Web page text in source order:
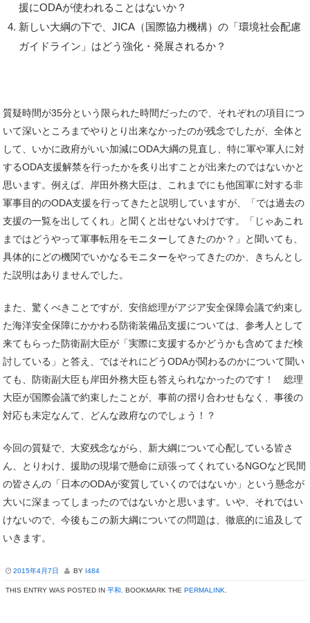
援にODAが使われることはないか？
新しい大綱の下で、JICA（国際協力機構）の「環境社会配慮
ガイドライン」はどう強化・発展されるか？
質疑時間が35分という限られた時間だったので、それぞれの項目につ
いて深いところまでやりとり出来なかったのが残念でしたが、全体と
して、いかに政府がいい加減にODA大綱の見直し、特に軍や軍人に対
するODA支援解禁を行ったかを炙り出すことが出来たのではないかと
思います。例えば、岸田外務大臣は、これまでにも他国軍に対する非
軍事目的のODA支援を行ってきたと説明していますが、「では過去の
支援の一覧を出してくれ」と聞くと出せないわけです。「じゃあこれ
まではどうやって軍事転用をモニターしてきたのか？」と聞いても、
具体的にどの機関でいかなるモニターをやってきたのか、きちんとし
た説明はありませんでした。
また、驚くべきことですが、安倍総理がアジア安全保障会議で約束し
た海洋安全保障にかかわる防衛装備品支援については、参考人として
来てもらった防衛副大臣が「実際に支援するかどうかも含めてまだ検
討している」と答え、ではそれにどうODAが関わるのかについて聞い
ても、防衛副大臣も岸田外務大臣も答えられなかったのです！ 総理
大臣が国際会議で約束したことが、事前の摺り合わせもなく、事後の
対応も未定なんて、どんな政府なのでしょう！？
今回の質疑で、大変残念ながら、新大綱について心配している皆さ
ん、とりわけ、援助の現場で懸命に頑張ってくれているNGOなど民間
の皆さんの「日本のODAが変質していくのではないか」という懸念が
大いに深まってしまったのではないかと思います。いや、それではい
けないので、今後もこの新大綱についての問題は、徹底的に追及して
いきます。
2015年4月7日 BY I484
THIS ENTRY WAS POSTED IN 平和 . BOOKMARK THE PERMALINK